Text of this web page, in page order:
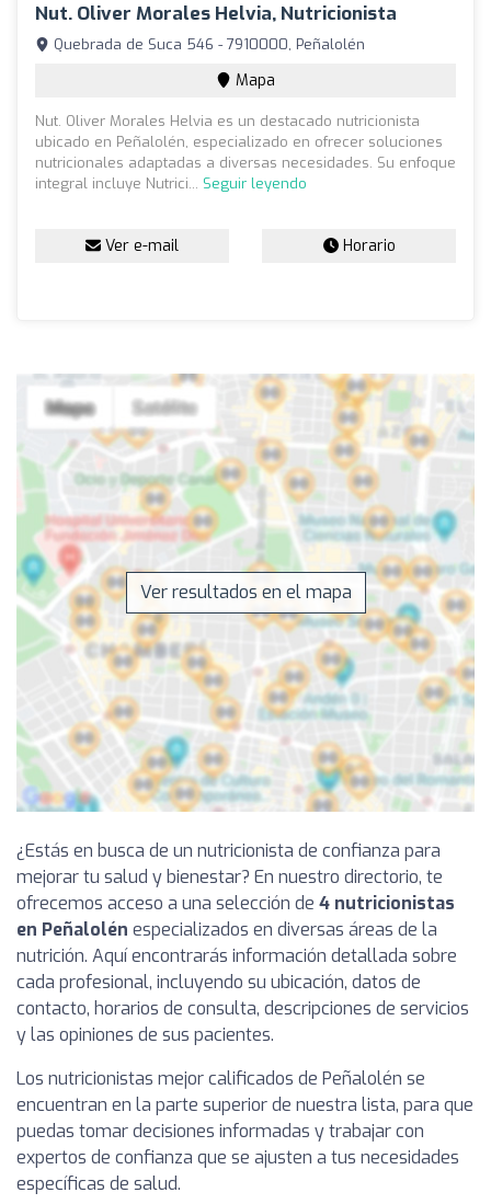
Nut. Oliver Morales Helvia, Nutricionista
Quebrada de Suca 546 - 7910000, Peñalolén
Mapa
Nut. Oliver Morales Helvia es un destacado nutricionista
ubicado en Peñalolén, especializado en ofrecer soluciones
nutricionales adaptadas a diversas necesidades. Su enfoque
integral incluye Nutrici... Seguir leyendo
Ver e-mail Horario
Ver resultados en el mapa
¿Estás en busca de un nutricionista de confianza para
mejorar tu salud y bienestar? En nuestro directorio, te
ofrecemos acceso a una selección de 4 nutricionistas
en Peñalolén especializados en diversas áreas de la
nutrición. Aquí encontrarás información detallada sobre
cada profesional, incluyendo su ubicación, datos de
contacto, horarios de consulta, descripciones de servicios
y las opiniones de sus pacientes.
Los nutricionistas mejor calificados de Peñalolén se
encuentran en la parte superior de nuestra lista, para que
puedas tomar decisiones informadas y trabajar con
expertos de confianza que se ajusten a tus necesidades
específicas de salud.